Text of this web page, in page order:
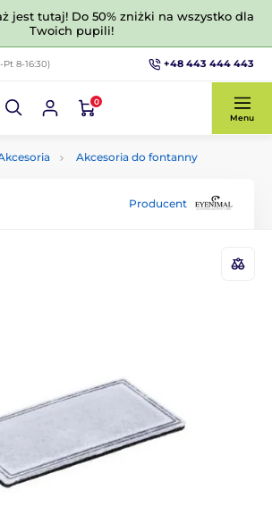
jest tutaj! Do 50% zniżki na wszystko dla
Twoich pupili!
Pt 8-16:30) +48 443 444 443
0
Menu
Akcesoria do fontanny
Producent